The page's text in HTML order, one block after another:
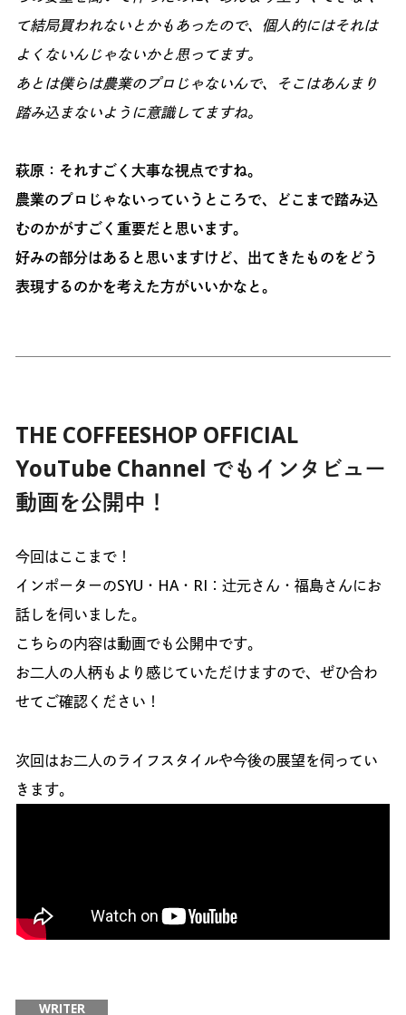
て結局買われないとかもあったので、個人的にはそれは
よくないんじゃないかと思ってます。
あとは僕らは農業のプロじゃないんで、そこはあんまり
踏み込まないように意識してますね。
萩原：それすごく大事な視点ですね。
農業のプロじゃないっていうところで、どこまで踏み込
むのかがすごく重要だと思います。
好みの部分はあると思いますけど、出てきたものをどう
表現するのかを考えた方がいいかなと。
THE COFFEESHOP OFFICIAL
YouTube Channel でもインタビュー
動画を公開中！
今回はここまで！
インポーターのSYU・HA・RI：辻元さん・福島さんにお
話しを伺いました。
こちらの内容は動画でも公開中です。
お二人の人柄もより感じていただけますので、ぜひ合わ
せてご確認ください！
次回はお二人のライフスタイルや今後の展望を伺ってい
きます。
WRITER